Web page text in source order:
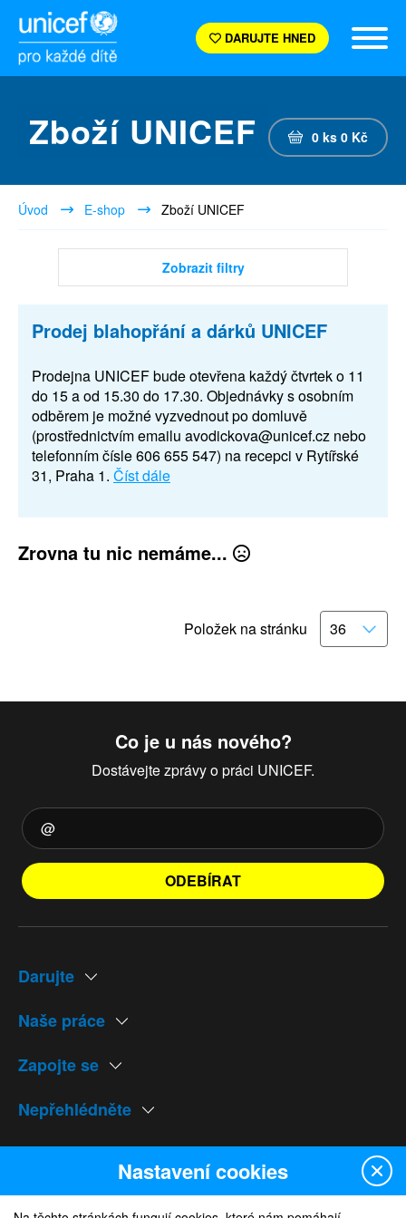
DARUJTE HNED
Zboží UNICEF 0 ks 0 Kč
Úvod E-shop Zboží UNICEF
Zobrazit filtry
Prodej blahopřání a dárků UNICEF
Prodejna UNICEF bude otevřena každý čtvrtek o 11
do 15 a od 15.30 do 17.30. Objednávky s osobním
odběrem je možné vyzvednout po domluvě
(prostřednictvím emailu avodickova@unicef.cz nebo
telefonním čísle 606 655 547) na recepci v Rytířské
31, Praha 1. Číst dále
Zrovna tu nic nemáme...
Položek na stránku
Co je u nás nového?
Dostávejte zprávy o práci UNICEF.
ODEBÍRAT
Darujte
Naše práce
Zapojte se
Nepřehlédněte
Naše weby
Nastavení cookies